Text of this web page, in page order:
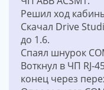
Решил ход
Скачал Drive
до 1.6.
Спаял шнурок
Воткнул в ЧП RJ-
конец через